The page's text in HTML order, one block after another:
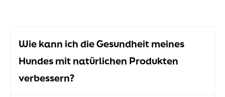
Wie kann ich die Gesundheit meines
Hundes mit natürlichen Produkten
verbessern?